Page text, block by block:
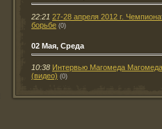
22:21 27-28 апреля 2012 г.
борьбе (0)
02 Мая, Среда
10:38 Интервью Магомеда
(видео) (0)